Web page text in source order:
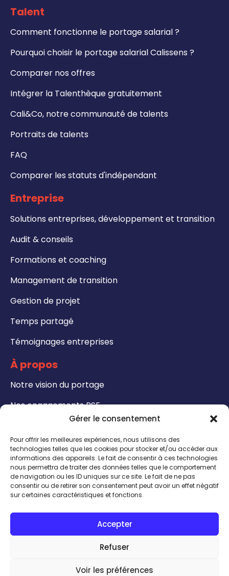
Gérer le consentement
Pour offrir les meilleures expériences, nous utilisons des
technologies telles que les cookies pour stocker et/ou accéder aux
informations des appareils. Le fait de consentir à ces technologies
nous permettra de traiter des données telles que le comportement
de navigation ou les ID uniques sur ce site. Le fait de ne pas
consentir ou de retirer son consentement peut avoir un effet négatif
sur certaines caractéristiques et fonctions.
Accepter
Refuser
Voir les préférences
Talent expert
Talent
Comment fonctionne le portage salarial ?
Pourquoi choisir le portage salarial Calissens ?
Comparer nos offres
Intégrer la Talenthèque gratuitement
Cali&Co, notre communauté de talents
Portraits de talents
FAQ
Comparer les statuts d'indépendant
Entreprise
Solutions entreprises, développement et transition
Audit & conseils
Formations et coaching
Management de transition
Gestion de projet
Temps partagé
Témoignages entreprises
À propos
Notre vision du portage
Nos engagements RSE
Notre catalogue de formation
Formateurs - Bénéficiez de notre certification
QUALIOPI
INSCRIPTION TALENTHÈQUE